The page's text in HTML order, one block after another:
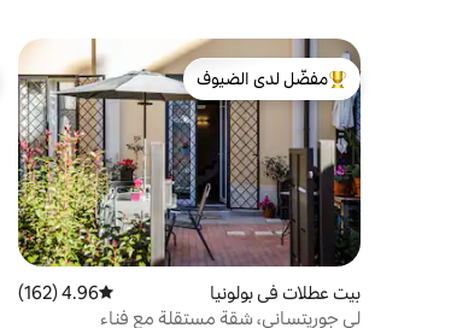
من أبرز البيوت المفضّلة لدى الضيوف
مفضّل لدى الضيوف
بيت عطلات في بولونيا متوسط التقييم 4.96 من 5، 162 مراجعات
4.96 (162)
لي جوريتساني، شقة مستقلة مع فناء